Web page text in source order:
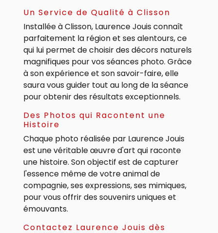
Un Service de Qualité à Clisson
Installée à Clisson, Laurence Jouis connaît
parfaitement la région et ses alentours, ce
qui lui permet de choisir des décors naturels
magnifiques pour vos séances photo. Grâce
à son expérience et son savoir-faire, elle
saura vous guider tout au long de la séance
pour obtenir des résultats exceptionnels.
Des Photos qui Racontent une
Histoire
Chaque photo réalisée par Laurence Jouis
est une véritable œuvre d'art qui raconte
une histoire. Son objectif est de capturer
l'essence même de votre animal de
compagnie, ses expressions, ses mimiques,
pour vous offrir des souvenirs uniques et
émouvants.
Contactez Laurence Jouis dès